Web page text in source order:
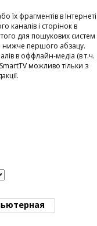
їх фрагментів в Інтернеті
каналів і сторінок в
для пошукових систем
нижче першого абзацу.
в оффлайн-медіа (в т.ч.
можливо тільки з